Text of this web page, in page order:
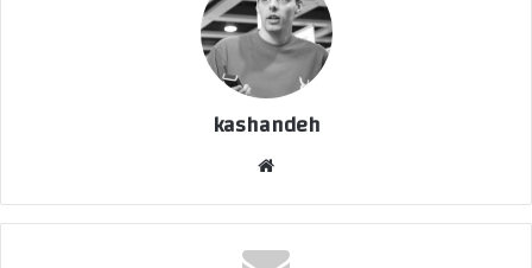
kashandeh